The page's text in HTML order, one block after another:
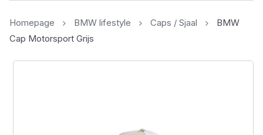
Homepage BMW lifestyle Caps / Sjaal
BMW
Cap Motorsport Grijs